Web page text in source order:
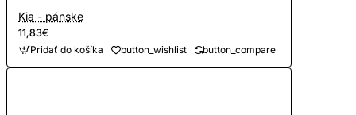
Kia - pánske
11,83€
Pridať do košíka button_wishlist button_compare